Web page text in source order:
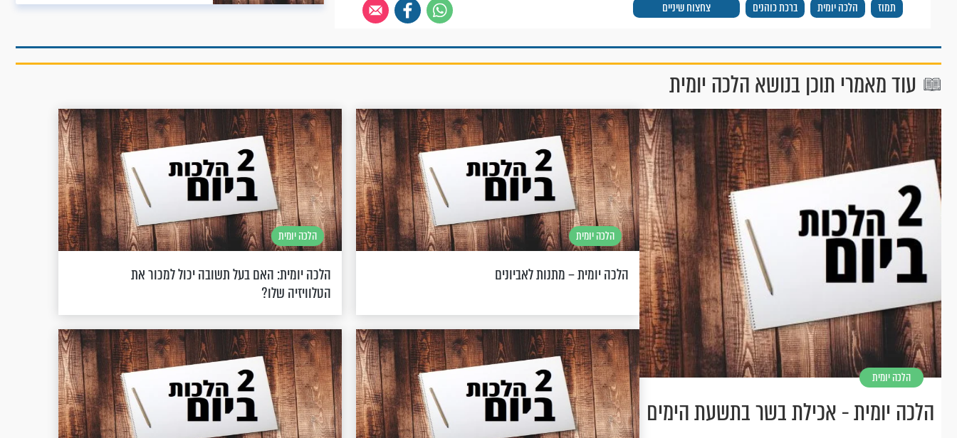
תמוז הלכה יומית ברכת כוהנים צחצוח שיניים
עוד מאמרי תוכן בנושא הלכה יומית
הלכה יומית
הלכה יומית - אכילת בשר בתשעת הימים
הלכה יומית
הלכה יומית – מתנות לאביונים
הלכה יומית
הלכה יומית: האם בעל תשובה יכול למכור את
הטלוויזיה שלו?